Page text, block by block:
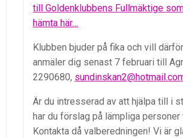
till Goldenklubbens Fullmäktige
hämta här…
Klubben bjuder på fika och vill
anmäler dig senast 7 februari till
2290680,
Är du intresserad av att hjälpa till i
har du förslag på lämpliga
Kontakta då valberedningen! Vi är